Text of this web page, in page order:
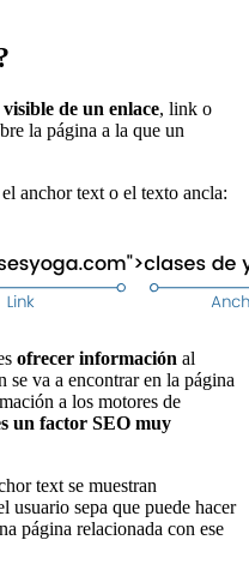
de un enlace, link o
la página a la que un
anchor text o el texto ancla:
ofrecer información al
va a encontrar en la página
a los motores de
un factor SEO muy
text se muestran
usuario sepa que puede hacer
página relacionada con ese